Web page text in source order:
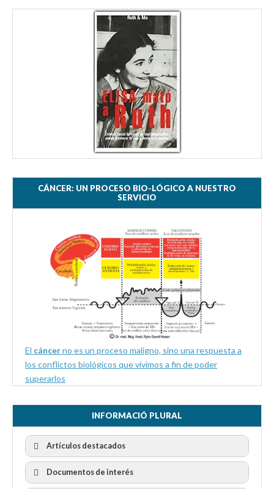
CÁNCER: UN PROCESO BIO-LÓGICO A NUESTRO
SERVICIO
El cáncerno es un proceso maligno, sino una respuesta a
los conflictos biológicos que vivimos a fin de poder
superarlos
INFORMACIÓ PLURAL
Artículos destacados
Documentos de interés